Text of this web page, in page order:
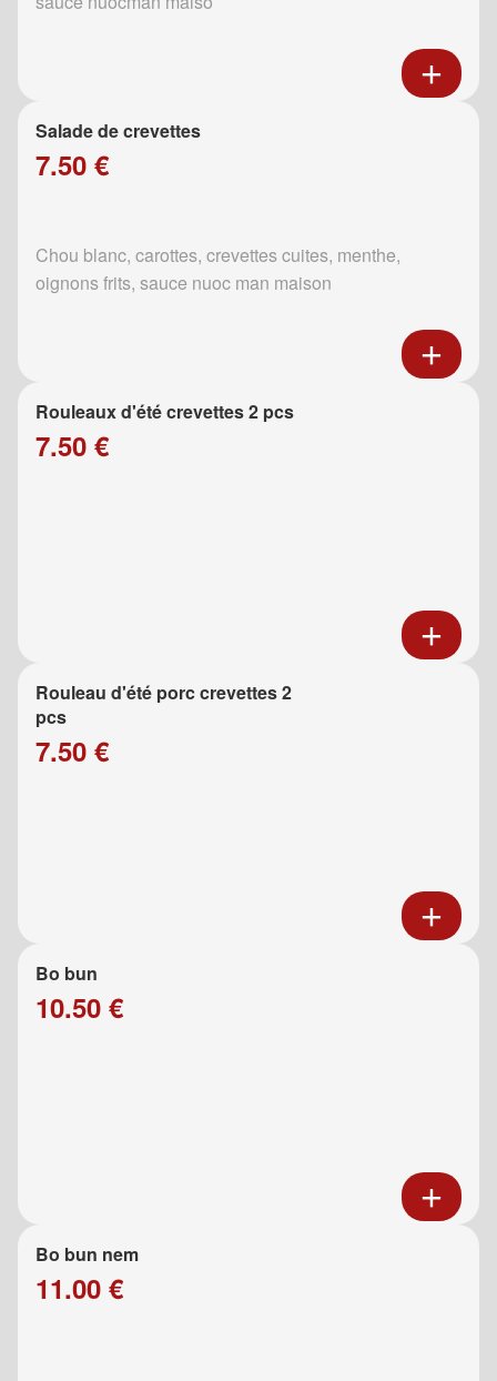
Salade de crevettes
7.50 €
Chou blanc, carottes, crevettes cuites, menthe,
oignons frits, sauce nuoc man maison
Rouleaux d'été crevettes 2 pcs
7.50 €
Rouleau d'été porc crevettes 2
pcs
7.50 €
Bo bun
10.50 €
Bo bun nem
11.00 €